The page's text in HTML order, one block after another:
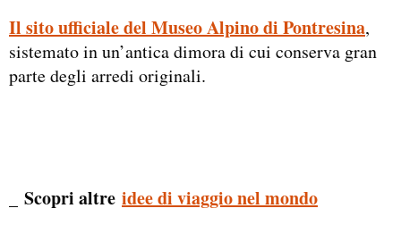
Il sito ufficiale del Museo Alpino di Pontresina,
sistemato in un’antica dimora di cui conserva gran
parte degli arredi originali.
Scopri altre idee di viaggio nel mondo